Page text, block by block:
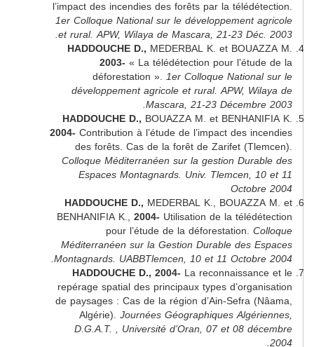
l’impact des incendies des forêts par la
1er Colloque National sur le
et rural. APW, Wilaya de Mascara, 21-23
HADDOUCHE D., MEDERBAL K. et
2003-« La télédétection pour
déforestation ».1er Colloque
développement agricole et rural. APW,
Mascara, 21-23
HADDOUCHE D.,BOUAZZA M. et
2004- Contribution à l’étude de l’impact des
des forêts. Cas de la forêt de Zarifet
Colloque Méditerranéen sur la gestion
Espaces Montagnards. Univ.
HADDOUCHE D., MEDERBAL K.,
BENHANIFIA K.,2004- Utilisation de la
pour l’étude de la déforestation.
Méditerranéen sur la Gestion Durable des
Montagnards. UABBTlemcen, 10 et 11
HADDOUCHE D., 2004-La
repérage spatial des principaux types
de paysages : Cas de la région d’Ain-Sefra
Algérie).Journées Géographiques
D.G.A.T. , Université d’Oran, 07 et 08